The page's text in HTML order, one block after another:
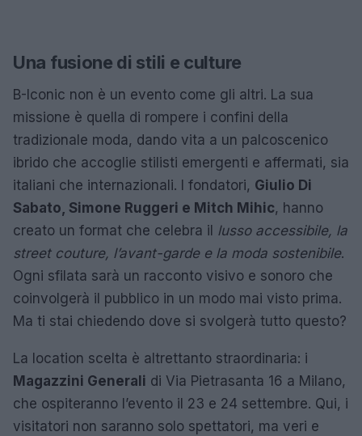
Una fusione di stili e culture
B-Iconic non è un evento come gli altri. La sua
missione è quella di rompere i confini della
tradizionale moda, dando vita a un palcoscenico
ibrido che accoglie stilisti emergenti e affermati, sia
italiani che internazionali. I fondatori, Giulio Di
Sabato, Simone Ruggeri e Mitch Mihic, hanno
creato un format che celebra il lusso accessibile, la
street couture, l’avant-garde e la moda sostenibile.
Ogni sfilata sarà un racconto visivo e sonoro che
coinvolgerà il pubblico in un modo mai visto prima.
Ma ti stai chiedendo dove si svolgerà tutto questo?
La location scelta è altrettanto straordinaria: i
Magazzini Generali di Via Pietrasanta 16 a Milano,
che ospiteranno l’evento il 23 e 24 settembre. Qui, i
visitatori non saranno solo spettatori, ma veri e